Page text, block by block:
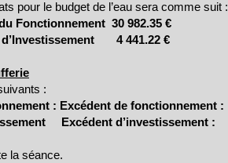
pour le budget de l’eau sera comme suit :
Fonctionnement 30 982.35 €
4 441.22 €
:
: Excédent de fonctionnement :
Excédent d’investissement :
la séance.